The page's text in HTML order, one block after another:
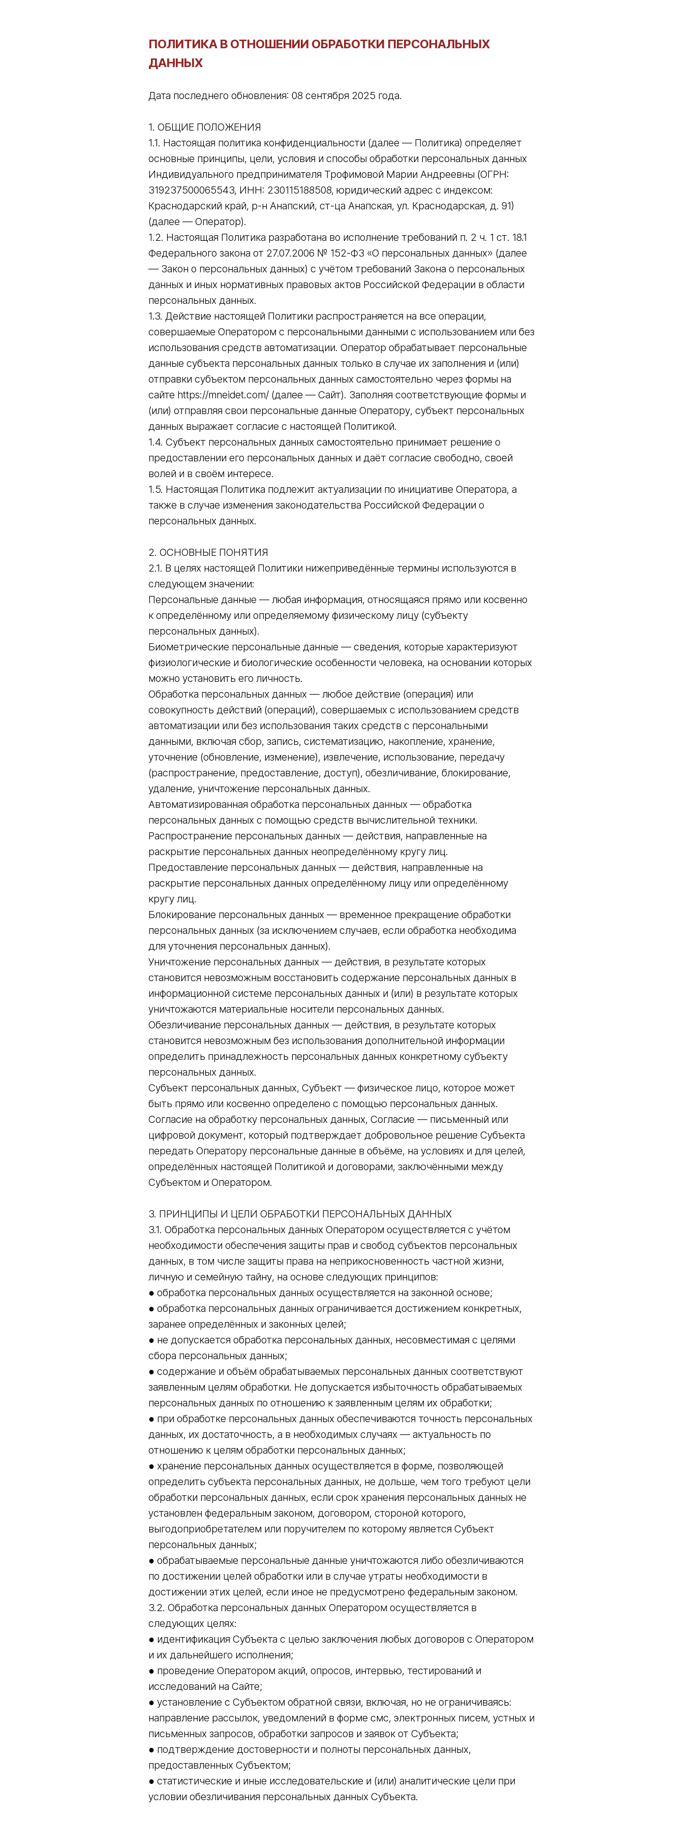
ПОЛИТИКА В ОТНОШЕНИИ ОБРАБОТКИ ПЕРСОНАЛЬНЫХ
ДАННЫХ
Дата последнего обновления: 08 сентября 2025 года.
1. ОБЩИЕ ПОЛОЖЕНИЯ
1.1. Настоящая политика конфиденциальности (далее — Политика) определяет
основные принципы, цели, условия и способы обработки персональных данных
Индивидуального предпринимателя Трофимовой Марии Андреевны (ОГРН:
319237500065543, ИНН: 230115188508, юридический адрес с индексом:
Краснодарский край, р-н Анапский, ст-ца Анапская, ул. Краснодарская, д. 91)
(далее — Оператор).
1.2. Настоящая Политика разработана во исполнение требований п. 2 ч. 1 ст. 18.1
Федерального закона от 27.07.2006 № 152-ФЗ «О персональных данных» (далее
— Закон о персональных данных) с учётом требований Закона о персональных
данных и иных нормативных правовых актов Российской Федерации в области
персональных данных.
1.3. Действие настоящей Политики распространяется на все операции,
совершаемые Оператором с персональными данными с использованием или без
использования средств автоматизации. Оператор обрабатывает персональные
данные субъекта персональных данных только в случае их заполнения и (или)
отправки субъектом персональных данных самостоятельно через формы на
сайте https://mneidet.com/ (далее — Сайт). Заполняя соответствующие формы и
(или) отправляя свои персональные данные Оператору, субъект персональных
данных выражает согласие с настоящей Политикой.
1.4. Субъект персональных данных самостоятельно принимает решение о
предоставлении его персональных данных и даёт согласие свободно, своей
волей и в своём интересе.
1.5. Настоящая Политика подлежит актуализации по инициативе Оператора, а
также в случае изменения законодательства Российской Федерации о
персональных данных.
2. ОСНОВНЫЕ ПОНЯТИЯ
2.1. В целях настоящей Политики нижеприведённые термины используются в
следующем значении:
Персональные данные — любая информация, относящаяся прямо или косвенно
к определённому или определяемому физическому лицу (субъекту
персональных данных).
Биометрические персональные данные — сведения, которые характеризуют
физиологические и биологические особенности человека, на основании которых
можно установить его личность.
Обработка персональных данных — любое действие (операция) или
совокупность действий (операций), совершаемых с использованием средств
автоматизации или без использования таких средств с персональными
данными, включая сбор, запись, систематизацию, накопление, хранение,
уточнение (обновление, изменение), извлечение, использование, передачу
(распространение, предоставление, доступ), обезличивание, блокирование,
удаление, уничтожение персональных данных.
Автоматизированная обработка персональных данных — обработка
персональных данных с помощью средств вычислительной техники.
Распространение персональных данных — действия, направленные на
раскрытие персональных данных неопределённому кругу лиц.
Предоставление персональных данных — действия, направленные на
раскрытие персональных данных определённому лицу или определённому
кругу лиц.
Блокирование персональных данных — временное прекращение обработки
персональных данных (за исключением случаев, если обработка необходима
для уточнения персональных данных).
Уничтожение персональных данных — действия, в результате которых
становится невозможным восстановить содержание персональных данных в
информационной системе персональных данных и (или) в результате которых
уничтожаются материальные носители персональных данных.
Обезличивание персональных данных — действия, в результате которых
становится невозможным без использования дополнительной информации
определить принадлежность персональных данных конкретному субъекту
персональных данных.
Субъект персональных данных, Субъект — физическое лицо, которое может
быть прямо или косвенно определено с помощью персональных данных.
Согласие на обработку персональных данных, Согласие — письменный или
цифровой документ, который подтверждает добровольное решение Субъекта
передать Оператору персональные данные в объёме, на условиях и для целей,
определённых настоящей Политикой и договорами, заключёнными между
Субъектом и Оператором.
3. ПРИНЦИПЫ И ЦЕЛИ ОБРАБОТКИ ПЕРСОНАЛЬНЫХ ДАННЫХ
3.1. Обработка персональных данных Оператором осуществляется с учётом
необходимости обеспечения защиты прав и свобод субъектов персональных
данных, в том числе защиты права на неприкосновенность частной жизни,
личную и семейную тайну, на основе следующих принципов:
● обработка персональных данных осуществляется на законной основе;
● обработка персональных данных ограничивается достижением конкретных,
заранее определённых и законных целей;
● не допускается обработка персональных данных, несовместимая с целями
сбора персональных данных;
● содержание и объём обрабатываемых персональных данных соответствуют
заявленным целям обработки. Не допускается избыточность обрабатываемых
персональных данных по отношению к заявленным целям их обработки;
● при обработке персональных данных обеспечиваются точность персональных
данных, их достаточность, а в необходимых случаях — актуальность по
отношению к целям обработки персональных данных;
● хранение персональных данных осуществляется в форме, позволяющей
определить субъекта персональных данных, не дольше, чем того требуют цели
обработки персональных данных, если срок хранения персональных данных не
установлен федеральным законом, договором, стороной которого,
выгодоприобретателем или поручителем по которому является Субъект
персональных данных;
● обрабатываемые персональные данные уничтожаются либо обезличиваются
по достижении целей обработки или в случае утраты необходимости в
достижении этих целей, если иное не предусмотрено федеральным законом.
3.2. Обработка персональных данных Оператором осуществляется в
следующих целях:
● идентификация Субъекта с целью заключения любых договоров с Оператором
и их дальнейшего исполнения;
● проведение Оператором акций, опросов, интервью, тестирований и
исследований на Сайте;
● установление с Субъектом обратной связи, включая, но не ограничиваясь:
направление рассылок, уведомлений в форме смс, электронных писем, устных и
письменных запросов, обработки запросов и заявок от Субъекта;
● подтверждение достоверности и полноты персональных данных,
предоставленных Субъектом;
● статистические и иные исследовательские и (или) аналитические цели при
условии обезличивания персональных данных Субъекта.